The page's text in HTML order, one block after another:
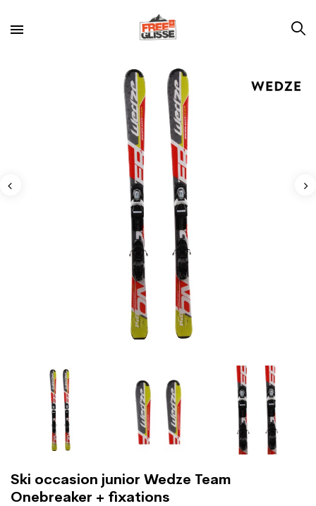
Ski occasion junior Wedze Team
Onebreaker + fixations